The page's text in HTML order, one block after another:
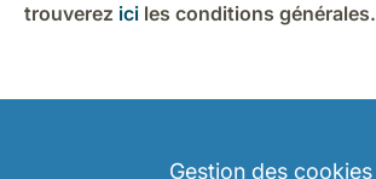
trouverez ici les conditions générales.
Gestion des cookies